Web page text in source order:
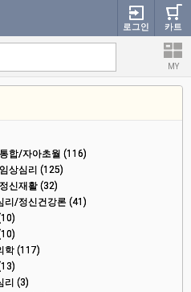
카트
로그인
MY
합/자아초월 (116)
상심리 (125)
신재활 (32)
리/정신건강론 (41)
학 (117)
리 (3)